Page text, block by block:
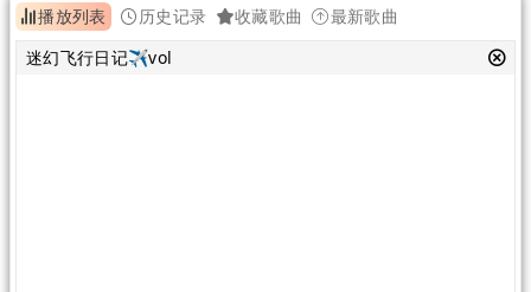
播放列表 历史记录 收藏歌曲
最新歌曲
迷幻飞行日记✈vol